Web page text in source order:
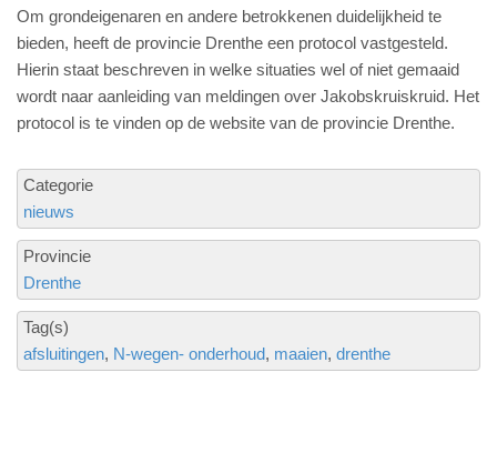
Om grondeigenaren en andere betrokkenen duidelijkheid te
bieden, heeft de provincie Drenthe een protocol vastgesteld.
Hierin staat beschreven in welke situaties wel of niet gemaaid
wordt naar aanleiding van meldingen over Jakobskruiskruid. Het
protocol is te vinden op de website van de provincie Drenthe.
Categorie
nieuws
Provincie
Drenthe
Tag(s)
afsluitingen N-wegen- onderhoud maaien drenthe